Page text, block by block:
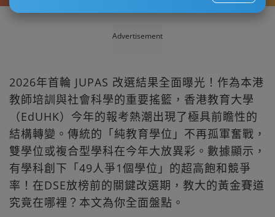
Advertisement
2026年首輪 JUPAS 改選結果全面曝光！作為本港
教師培訓與社會科學的重要搖籃，香港教育大學
（EdUHK）今年的報考熱潮出現了極具前瞻性的
結構轉變。傳統的「純教育學位」不再孤軍奮戰，
雙學位或複合型學科在今年大放異彩。數據顯示，
有學科創下「49人爭1個學位」的超高飽和競爭
率！在DSE放榜前的關鍵改選期，教大的黃金賽道
究竟在哪裡？本文為你全面盤點。